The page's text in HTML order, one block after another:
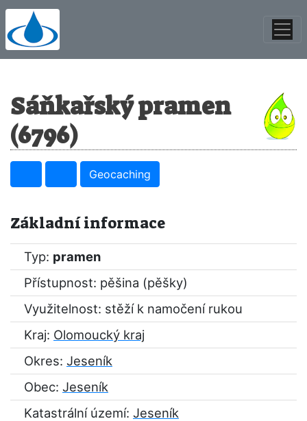
Sáňkařský pramen
(6796)
Geocaching
Základní informace
Typ: pramen
Přístupnost: pěšina (pěšky)
Využitelnost: stěží k namočení rukou
Kraj: Olomoucký kraj
Okres: Jeseník
Obec: Jeseník
Katastrální území: Jeseník